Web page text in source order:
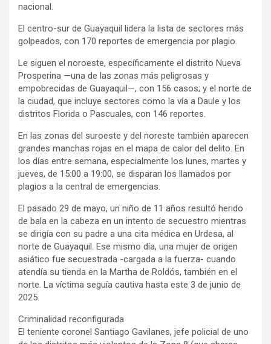
nacional.
El centro-sur de Guayaquil lidera la lista de sectores más
golpeados, con 170 reportes de emergencia por plagio.
Le siguen el noroeste, específicamente el distrito Nueva
Prosperina —una de las zonas más peligrosas y
empobrecidas de Guayaquil—, con 156 casos; y el norte de
la ciudad, que incluye sectores como la vía a Daule y los
distritos Florida o Pascuales, con 146 reportes.
En las zonas del suroeste y del noreste también aparecen
grandes manchas rojas en el mapa de calor del delito. En
los días entre semana, especialmente los lunes, martes y
jueves, de 15:00 a 19:00, se disparan los llamados por
plagios a la central de emergencias.
El pasado 29 de mayo, un niño de 11 años resultó herido
de bala en la cabeza en un intento de secuestro mientras
se dirigía con su padre a una cita médica en Urdesa, al
norte de Guayaquil. Ese mismo día, una mujer de origen
asiático fue secuestrada -cargada a la fuerza- cuando
atendía su tienda en la Martha de Roldós, también en el
norte. La víctima seguía cautiva hasta este 3 de junio de
2025.
Criminalidad reconfigurada
El teniente coronel Santiago Gavilanes, jefe policial de uno